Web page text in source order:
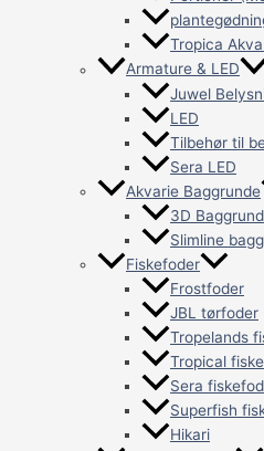
Tropica
Armature & LED
Juwel
LED
Tilbehør til
Sera LED
Akvarie Baggrunde
3D
Slimline
Fiskefoder
Frostfoder
JBL tørfoder
Tropelands
Tropical
Sera
Superfish
Hikari